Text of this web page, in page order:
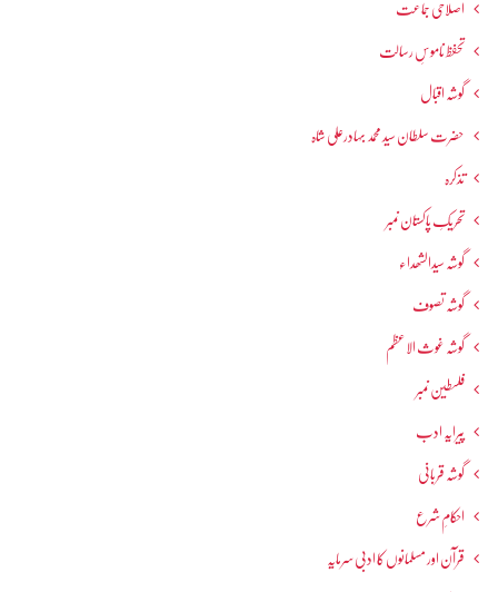
اصلاحی جماعت
تحفظ ناموسِ رسالت
گوشہ اقبال
حضرت سلطان سید محمد بہادرعلی شاہ
تذکرہ
تحریکِ پاکستان نمبر
گوشہ سیدالشھداء
گوشہ تصوف
گوشہ غوث الاعظم
فلسطین نمبر
پیرایہ ادب
گوشہ قربانی
احکامِ شرع
قرآن اور مسلمانوں کا ادبی سرمایہ